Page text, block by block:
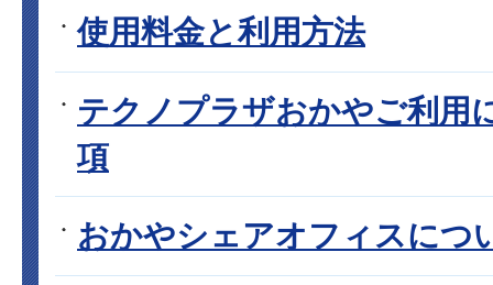
使用料金と利用方法
テクノプラザおかやご利用
項
おかやシェアオフィスにつ